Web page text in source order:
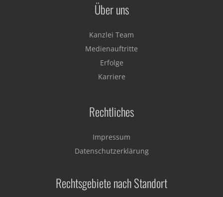
Über uns
Kanzlei Team
Medienauftritte
Erfolge
Karriere
Rechtliches
Impressum
Datenschutzerklärung
Rechtsgebiete nach Standort